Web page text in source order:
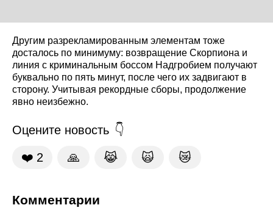
Другим разрекламированным элементам тоже
досталось по минимуму: возвращение Скорпиона и
линия с криминальным боссом Надгробием получают
буквально по пять минут, после чего их задвигают в
сторону. Учитывая рекордные сборы, продолжение
явно неизбежно.
Оцените новость
❤️ 2 🙏 😹 🙀 😿
Комментарии